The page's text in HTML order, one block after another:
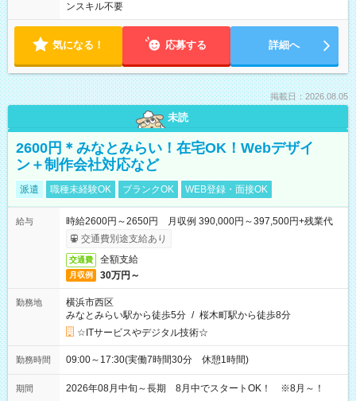
ンスキル不要
気になる！ 応募する 詳細へ
掲載日：2026.08.05
未読
2600円＊みなとみらい！在宅OK！Webデザイ
ン＋制作会社対応など
派遣 職種未経験OK ブランクOK WEB登録・面接OK
給与
時給2600円～2650円 月収例 390,000円～397,500円+残業代
交通費別途支給あり
交通費 全額支給
月収例 30万円～
勤務地
横浜市西区
みなとみらい駅から徒歩5分 / 桜木町駅から徒歩8分
☆ITサービスやデジタル技術☆
勤務時間 09:00～17:30(実働7時間30分 休憩1時間)
期間 2026年08月中旬～長期 8月中でスタートOK！ ※8月～！